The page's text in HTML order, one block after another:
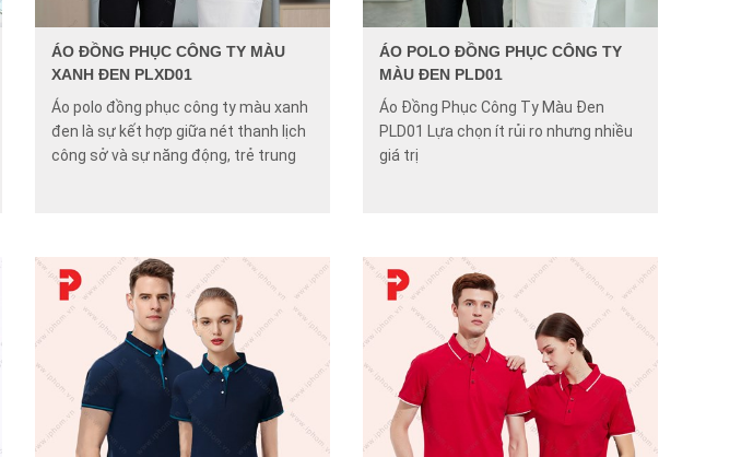
ÁO ĐỒNG PHỤC CÔNG TY MÀU
XANH ĐEN PLXD01
Áo polo đồng phục công ty màu xanh
đen là sự kết hợp giữa nét thanh lịch
công sở và sự năng động, trẻ trung
ÁO POLO ĐỒNG PHỤC CÔNG TY
MÀU ĐEN PLD01
Áo Đồng Phục Công Ty Màu Đen
PLD01 Lựa chọn ít rủi ro nhưng nhiều
giá trị